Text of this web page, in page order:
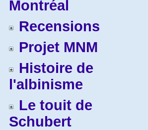
Montréal
Recensions
Projet MNM
Histoire de
l'albinisme
Le touit de
Schubert